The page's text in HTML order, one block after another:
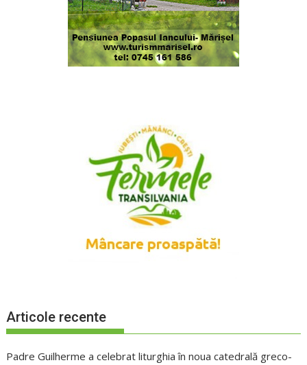
Articole recente
Padre Guilherme a celebrat liturghia în noua catedrală greco-